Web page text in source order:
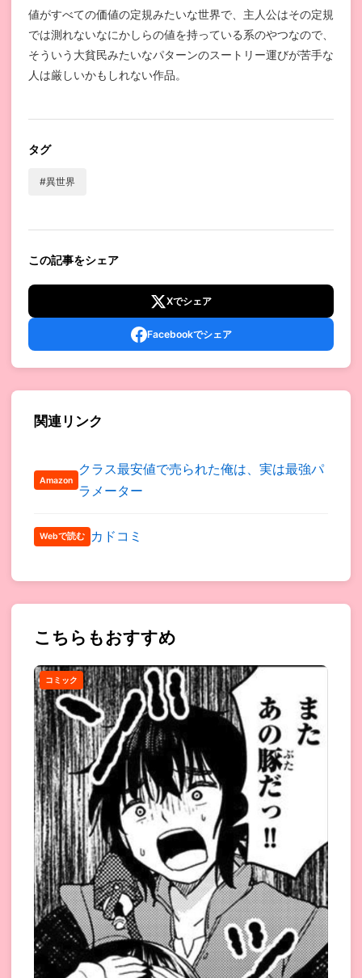
値がすべての価値の定規みたいな世界で、主人公はその定規
では測れないなにかしらの値を持っている系のやつなので、
そういう大貧民みたいなパターンのスートリー運びが苦手な
人は厳しいかもしれない作品。
タグ
#異世界
この記事をシェア
Xでシェア
Facebookでシェア
関連リンク
Amazon
クラス最安値で売られた俺は、実は最強パ
ラメーター
Webで読む カドコミ
こちらもおすすめ
コミック